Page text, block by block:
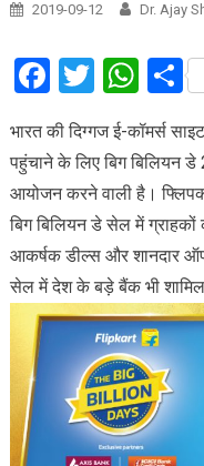
2019-09-12 Dr. Ajay
Facebook
Twitter
भारत की दिग्गज ई-कॉमर्स
पहुंचाने के लिए बिग बिलियन
आयोजन करने वाली है।
बिग बिलियन डे सेल में
आकर्षक डील्स और शानदार
सेल में देश के बड़े बैंक भी शामिल